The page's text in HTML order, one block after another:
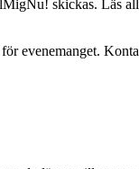
skickas. Läs
evenemanget.